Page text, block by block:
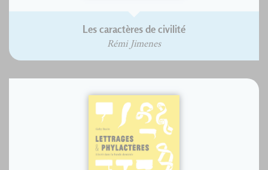
Les caractères de civilité
Rémi Jimenes